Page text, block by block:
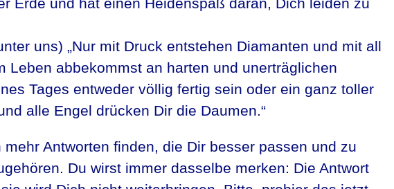
uns) „Nur mit Druck entstehen Diamanten und mit all
Leben abbekommst an harten und unerträglichen
Tages entweder völlig fertig sein oder ein ganz toller
alle Engel drücken Dir die Daumen.“
Antworten finden, die Dir besser passen und zu
Du wirst immer dasselbe merken: Die Antwort